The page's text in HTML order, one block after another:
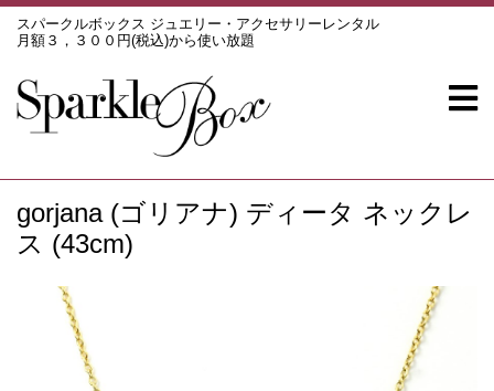
スパークルボックス ジュエリー・アクセサリーレンタル
月額３，３００円(税込)から使い放題
gorjana (ゴリアナ) ディータ ネックレ
ス (43cm)